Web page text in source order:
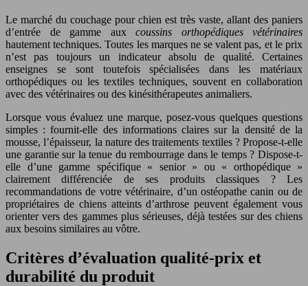
Le marché du couchage pour chien est très vaste, allant des paniers
d’entrée de gamme aux coussins orthopédiques vétérinaires
hautement techniques. Toutes les marques ne se valent pas, et le prix
n’est pas toujours un indicateur absolu de qualité. Certaines
enseignes se sont toutefois spécialisées dans les matériaux
orthopédiques ou les textiles techniques, souvent en collaboration
avec des vétérinaires ou des kinésithérapeutes animaliers.
Lorsque vous évaluez une marque, posez-vous quelques questions
simples : fournit-elle des informations claires sur la densité de la
mousse, l’épaisseur, la nature des traitements textiles ? Propose-t-elle
une garantie sur la tenue du rembourrage dans le temps ? Dispose-t-
elle d’une gamme spécifique « senior » ou « orthopédique »
clairement différenciée de ses produits classiques ? Les
recommandations de votre vétérinaire, d’un ostéopathe canin ou de
propriétaires de chiens atteints d’arthrose peuvent également vous
orienter vers des gammes plus sérieuses, déjà testées sur des chiens
aux besoins similaires au vôtre.
Critères d’évaluation qualité-prix et
durabilité du produit